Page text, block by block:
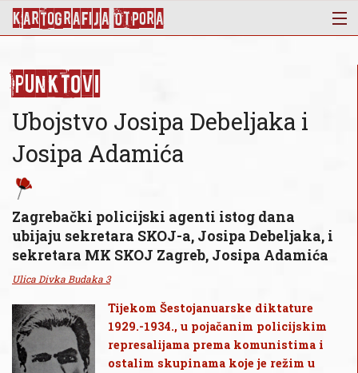
KArtoGrAFIJA OTPorA
Punktovi
Slojevi
Novosti
Publikacije
O nama
Punktovi
Ubojstvo Josipa Debeljaka i
Josipa Adamića
Zagrebački policijski agenti istog dana
ubijaju sekretara SKOJ-a, Josipa Debeljaka, i
sekretara MK SKOJ Zagreb, Josipa Adamića
Ulica Divka Budaka 3
Tijekom Šestojanuarske diktature
1929.-1934., u pojačanim policijskim
represalijama prema komunistima i
ostalim skupinama koje je režim u